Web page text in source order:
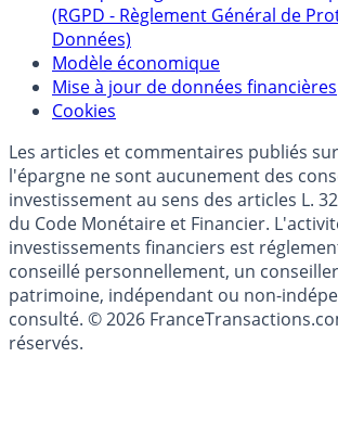
(RGPD - Règlement Général de
Données)
Modèle économique
Mise à jour de données financières
Cookies
Les articles et commentaires publiés
l'épargne ne sont aucunement des
investissement au sens des articles L.
du Code Monétaire et Financier.
investissements financiers est
conseillé personnellement, un
patrimoine, indépendant ou non-
consulté. © 2026
réservés.